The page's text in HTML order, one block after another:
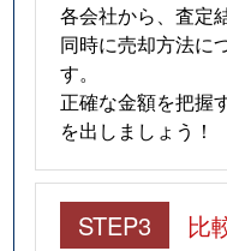
各会社から、査定
同時に売却方法に
す。
正確な金額を把握
を出しましょう！
STEP3 比